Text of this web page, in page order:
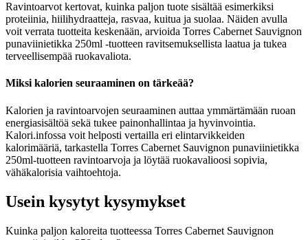
Ravintoarvot kertovat, kuinka paljon tuote sisältää esimerkiksi
proteiinia, hiilihydraatteja, rasvaa, kuitua ja suolaa. Näiden avulla
voit verrata tuotteita keskenään, arvioida Torres Cabernet Sauvignon
punaviinietikka 250ml -tuotteen ravitsemuksellista laatua ja tukea
terveellisempää ruokavaliota.
Miksi kalorien seuraaminen on tärkeää?
Kalorien ja ravintoarvojen seuraaminen auttaa ymmärtämään ruoan
energiasisältöä sekä tukee painonhallintaa ja hyvinvointia.
Kalori.infossa voit helposti vertailla eri elintarvikkeiden
kalorimääriä, tarkastella Torres Cabernet Sauvignon punaviinietikka
250ml-tuotteen ravintoarvoja ja löytää ruokavalioosi sopivia,
vähäkalorisia vaihtoehtoja.
Usein kysytyt kysymykset
Kuinka paljon kaloreita tuotteessa Torres Cabernet Sauvignon